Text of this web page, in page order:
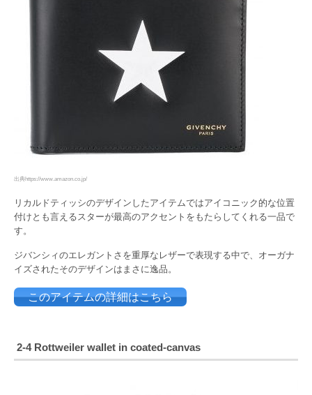
出典https://www.amazon.co.jp/
リカルドティッシのデザインしたアイテムではアイコニック的な位置
付けとも言えるスターが最高のアクセントをもたらしてくれる一品で
す。
ジバンシィのエレガントさを重厚なレザーで表現する中で、オーガナ
イズされたそのデザインはまさに逸品。
このアイテムの詳細はこちら
2-4 Rottweiler wallet in coated-canvas